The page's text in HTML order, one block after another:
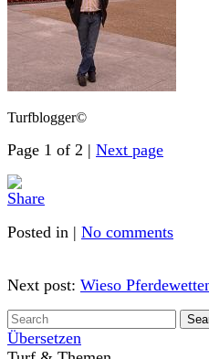
Turfblogger©
Page 1 of 2 | Next page
Posted in | No comments
Next post: Wieso
Übersetzen